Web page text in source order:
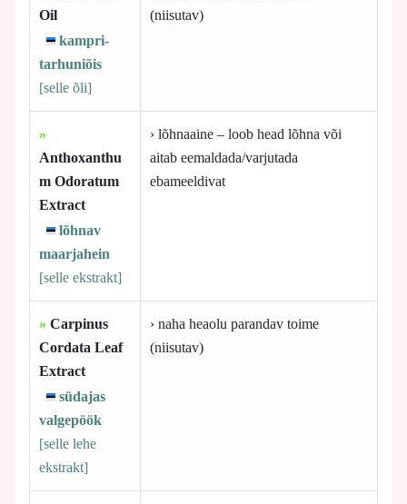
Oil
kampri-
tarhuniõis
[selle õli]
(niisutav)
»
Anthoxanthu
m Odoratum
Extract
lõhnav
maarjahein
[selle ekstrakt]
› lõhnaaine – loob head lõhna või
aitab eemaldada/varjutada
ebameeldivat
» Carpinus
Cordata Leaf
Extract
südajas
valgepöök
[selle lehe
ekstrakt]
› naha heaolu parandav toime
(niisutav)